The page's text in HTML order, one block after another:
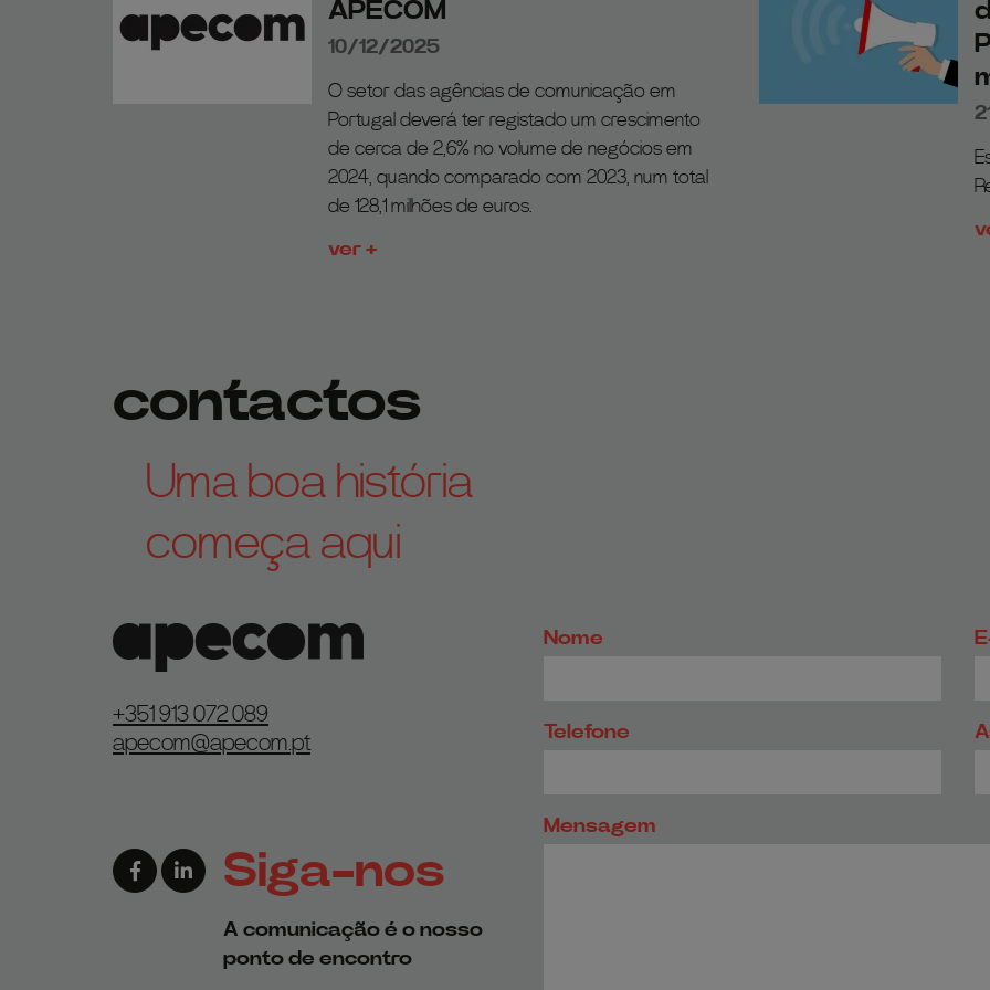
APECOM
10/12/2025
O setor das agências de comunicação em
Portugal deverá ter registado um crescimento
de cerca de 2,6% no volume de negócios em
2024, quando comparado com 2023, num total
de 128,1 milhões de euros.
ver +
contactos
Uma boa história
começa aqui
+351 913 072 089
apecom@apecom.pt
Link para a página de Facebook
Link para a página de Linkedin
Siga-nos
A comunicação é o nosso
ponto de encontro
Nome
Telefone
Mensagem